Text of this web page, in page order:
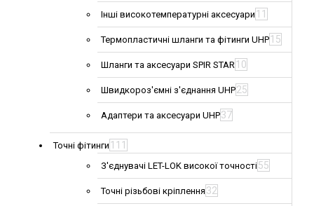
Інші високотемпературні аксесуари 11
Термопластичні шланги та фітинги UHP 15
Шланги та аксесуари SPIR STAR 10
Швидкороз'ємні з'єднання UHP25
Адаптери та аксесуари UHP37
Точні фітинги 111
З'єднувачі LET-LOK високої точності55
Точні різьбові кріплення 32